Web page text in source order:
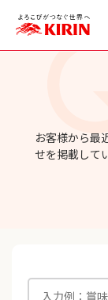
お客様から最
せを掲載して